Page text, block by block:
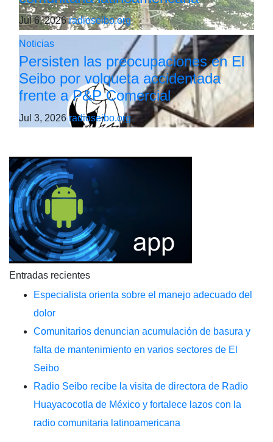
Jul 6, 2026radioseibo.org
Noticias
Persisten las preocupaciones en El
Seibo por volqueta accidentada
frente a P&P Comercial
Jul 3, 2026radioseibo.org
Entradas recientes
Especialista orienta sobre el manejo adecuado del
dolor
Comunitarios denuncian acumulación de basura y
falta de mantenimiento en varios sectores de El
Seibo
Radio Seibo recibe la visita de directora de Radio
Huayacocotla de México y fortalece lazos con la
radio comunitaria latinoamericana